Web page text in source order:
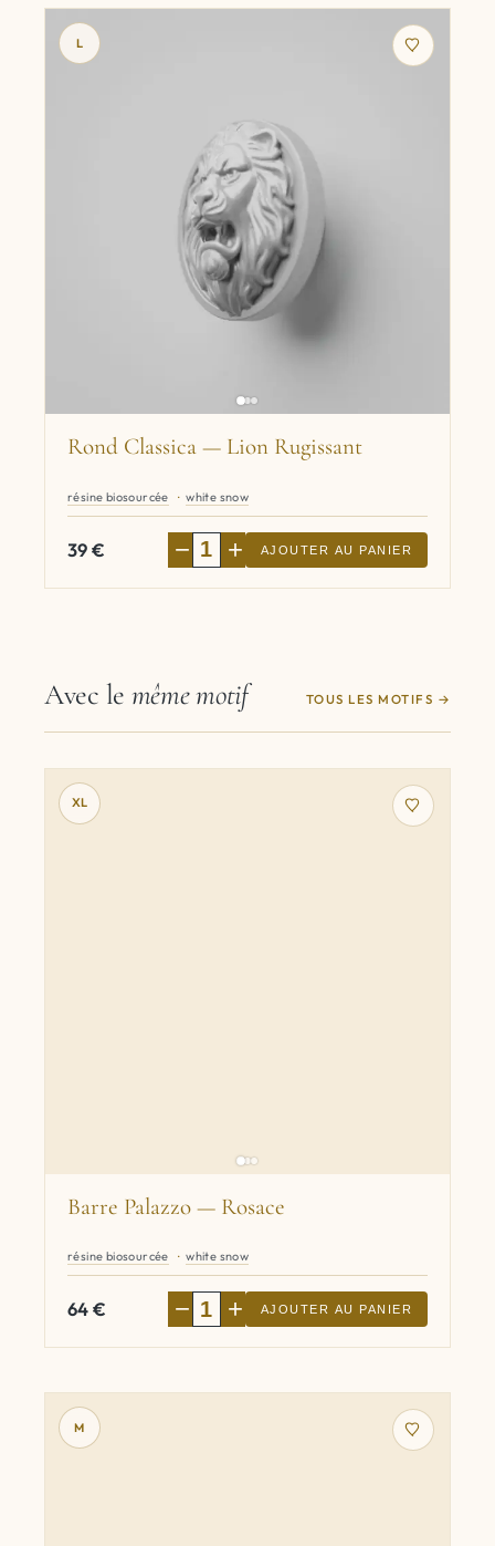
L
Rond Classica — Lion Rugissant
résine biosourcée white snow
39€ − + AJOUTER AU PANIER
Avec le même motif TOUS LES MOTIFS
XL
Barre Palazzo — Rosace
résine biosourcée white snow
64€ − + AJOUTER AU PANIER
M